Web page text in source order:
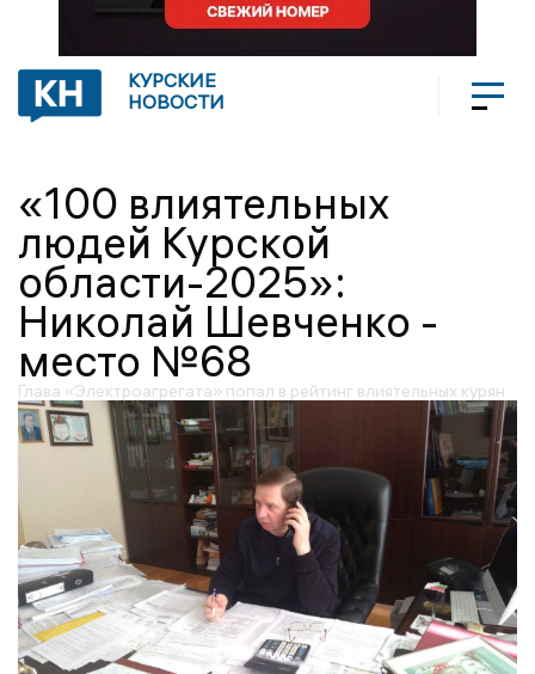
КУРСКИЕ
НОВОСТИ
«100 влиятельных
людей Курской
области-2025»:
Николай Шевченко -
место №68
Глава «Электроагрегата» попал в рейтинг влиятельных курян